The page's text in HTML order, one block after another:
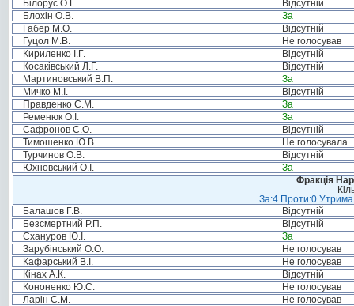
Білорус О.Г.
Відсутній
Блохін О.В.
За
Габер М.О.
Відсутній
Гуцол М.В.
Не голосував
Кириленко І.Г.
Відсутній
Косаківський Л.Г.
Відсутній
Мартиновський В.П.
За
Мичко М.І.
Відсутній
Правденко С.М.
За
Ременюк О.І.
За
Сафронов С.О.
Відсутній
Тимошенко Ю.В.
Не голосувала
Турчинов О.В.
Відсутній
Юхновський О.І.
За
Фракція
За:4 Проти:0
Балашов Г.В.
Відсутній
Безсмертний Р.П.
Відсутній
Єхануров Ю.І.
За
Зарубінський О.О.
Не голосував
Кафарський В.І.
Не голосував
Кінах А.К.
Відсутній
Кононенко Ю.С.
Не голосував
Ларін С.М.
Не голосував